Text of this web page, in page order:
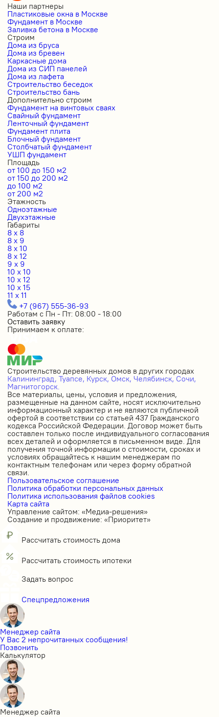
Наши партнеры
Пластиковые окна в Москве
Фундамент в Москве
Заливка бетона в Москве
Строим
Дома из бруса
Дома из бревен
Каркасные дома
Дома из СИП панелей
Дома из лафета
Строительство беседок
Строительство бань
Дополнительно строим
Фундамент на винтовых сваях
Свайный фундамент
Ленточный фундамент
Фундамент плита
Блочный фундамент
Столбчатый фундамент
УШП фундамент
Площадь
от 100 до 150 м2
от 150 до 200 м2
до 100 м2
от 200 м2
Этажность
Одноэтажные
Двухэтажные
Габариты
8 x 8
8 x 9
8 x 10
8 x 12
9 x 9
10 x 10
10 x 12
10 x 15
11 x 11
+7 (967) 555-36-93
Работам с Пн - Пт: 08:00 - 18:00
Оставить заявку
Принимаем к оплате:
Строительство деревянных домов в других городах
Калининград, Туапсе, Курск, Омск, Челябинск, Сочи,
Магнитогорск.
Все материалы, цены, условия и предложения,
размещенные на данном сайте, носят исключительно
информационный характер и не являются публичной
офертой в соответствии со статьей 437 Гражданского
кодекса Российской Федерации. Договор может быть
составлен только после индивидуального согласования
всех деталей и оформляется в письменном виде. Для
получения точной информации о стоимости, сроках и
условиях обращайтесь к нашим менеджерам по
контактным телефонам или через форму обратной
связи.
Пользовательское соглашение
Политика обработки персональных данных
Политика использования файлов cookies
Карта сайта
Управление сайтом: «Медиа-решения»
Создание и продвижение: «Приоритет»
Рассчитать стоимость дома
Рассчитать стоимость ипотеки
Задать вопрос
Спецпредложения
Менеджер сайта
У Вас 2 непрочитанных сообщения!
Позвонить
Калькулятор
Менеджер сайта